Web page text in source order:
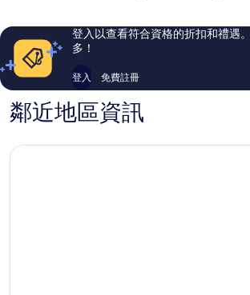
蘭
灣
評
論
登入以查看符合資格的折扣和禮遇
多！
登入 免費註冊
鄰近地區資訊